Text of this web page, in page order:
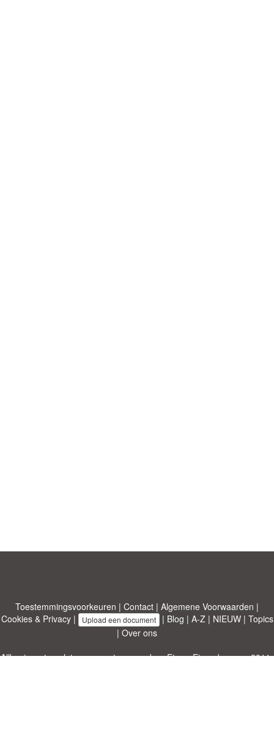
Toestemmingsvoorkeuren | Contact | Algemene Voorwaarden |
Cookies & Privacy| Upload een document | Blog | A-Z| NIEUW| Topics
| Over ons
Allbusinesstemplates.comontworpen doorEtuzy. Eigendom van 2011-